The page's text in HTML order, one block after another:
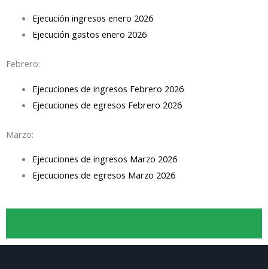
Ejecución ingresos enero 2026
Ejecución gastos enero 2026
Febrero:
Ejecuciones de ingresos Febrero 2026
Ejecuciones de egresos Febrero 2026
Marzo:
Ejecuciones de ingresos Marzo 2026
Ejecuciones de egresos Marzo 2026